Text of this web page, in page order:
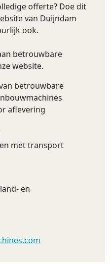
offerte? Doe dit
van Duijndam
ook.
betrouwbare
website.
betrouwbare
aflevering
met transport
en